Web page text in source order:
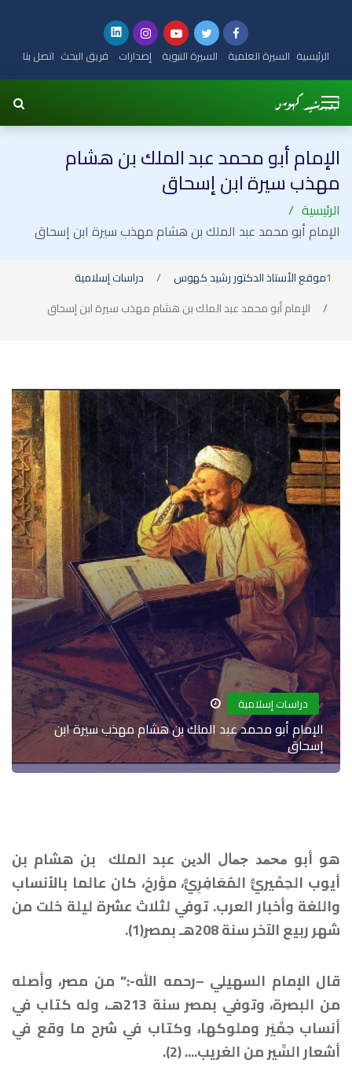
الرئيسية السيرة العلمية السيرة النبوية إصدارات فريق البحث اتصل بنا
الإمام أبو محمد عبد الملك بن هشام
مهذب سيرة ابن إسحاق
الرئيسية
الإمام أبو محمد عبد الملك بن هشام مهذب سيرة ابن إسحاق
موقع الأستاذ الدكتور رشيد كهوس
دراسات إسلامية
الإمام أبو محمد عبد الملك بن هشام مهذب سيرة ابن إسحاق
دراسات إسلامية
الإمام أبو محمد عبد الملك بن هشام مهذب سيرة ابن
إسحاق
هو أبو محمد جمال الدين عبد الملك بن هشام بن
أيوب الحِمْيريٌّ المُعَافِرِيٌّ، مؤرخ، كان عالما بالأنساب
واللغة وأخبار العرب. توفي لثلاث عشرة ليلة خلت من
شهر ربيع الآخر سنة 208هـ بمصر(1).
قال الإمام السهيلي –رحمه الله-:" من مصر، وأصله
من البصرة، وتوفي بمصر سنة 213هـ، وله كتاب في
أنساب حِمْيَر وملوكها، وكتاب في شرح ما وقع في
أشعار السِّير من الغريب.... (2).